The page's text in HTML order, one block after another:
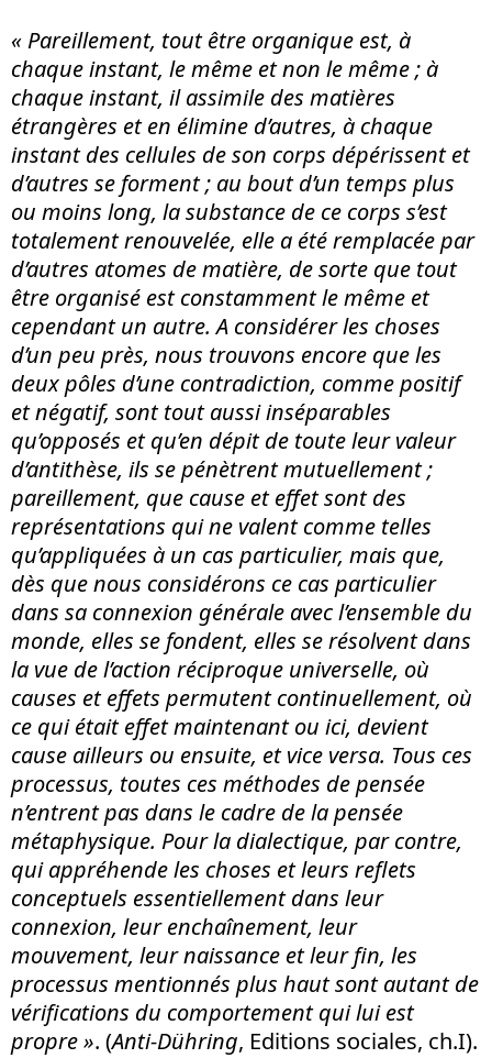
« Pareillement, tout être organique est, à
chaque instant, le même et non le même ; à
chaque instant, il assimile des matières
étrangères et en élimine d’autres, à chaque
instant des cellules de son corps dépérissent et
d’autres se forment ; au bout d’un temps plus
ou moins long, la substance de ce corps s’est
totalement renouvelée, elle a été remplacée par
d’autres atomes de matière, de sorte que tout
être organisé est constamment le même et
cependant un autre. A considérer les choses
d’un peu près, nous trouvons encore que les
deux pôles d’une contradiction, comme positif
et négatif, sont tout aussi inséparables
qu’opposés et qu’en dépit de toute leur valeur
d’antithèse, ils se pénètrent mutuellement ;
pareillement, que cause et effet sont des
représentations qui ne valent comme telles
qu’appliquées à un cas particulier, mais que,
dès que nous considérons ce cas particulier
dans sa connexion générale avec l’ensemble du
monde, elles se fondent, elles se résolventdans
la vue de l’action réciproque universelle, où
causes et effets permutent continuellement, où
ce qui était effet maintenant ou ici, devient
cause ailleurs ou ensuite, et vice versa. Tous ces
processus, toutes ces méthodes de pensée
n’entrent pas dans le cadre dela pensée
métaphysique. Pour la dialectique, par contre,
qui appréhende les choses et leurs reflets
conceptuels essentiellement dans leur
connexion, leur enchaînement, leur
mouvement, leur naissance et leur fin, les
processus mentionnés plus haut sont autantde
vérifications du comportement qui lui est
propre ». (Anti-Dühring, Editions sociales, ch.I).